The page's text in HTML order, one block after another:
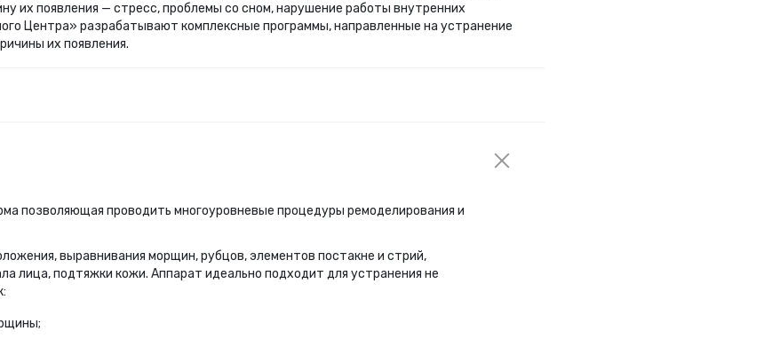
их появления — стресс, проблемы со сном, нарушение работы внутренних
Центра» разрабатывают комплексные программы, направленные на устранение
их появления.
позволяющая проводить многоуровневые процедуры ремоделирования и
выравнивания морщин, рубцов, элементов постакне и стрий,
лица, подтяжки кожи. Аппарат идеально подходит для устранения не